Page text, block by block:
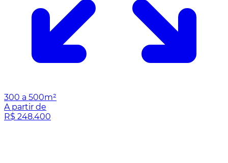
300 a 500m²
A partir de
R$ 248.400